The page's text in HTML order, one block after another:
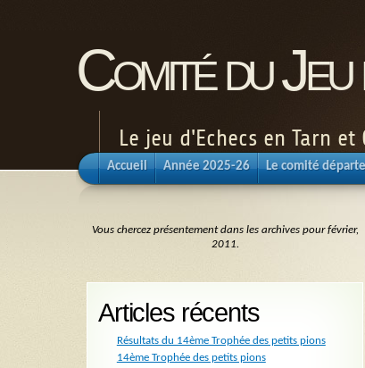
Comité du
Le jeu d'Echecs en Tarn et
Accueil Année 2025-26 Le comité
Vous chercez présentement dans les archives pour février,
2011.
Articles récents
Résultats du 14ème Trophée des petits pions
14ème Trophée des petits pions